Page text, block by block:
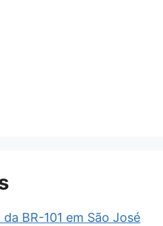
BR-101 em São José